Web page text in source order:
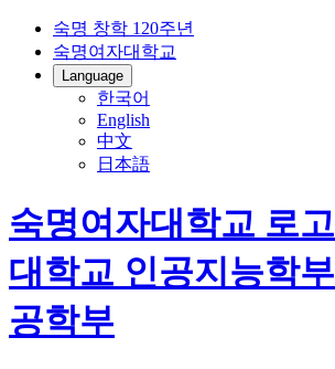
숙명 창학 120주년
숙명여자대학교
Language
한국어
English
中文
日本語
숙명여자대학교 로고
대학교 인공지능학부
공학부